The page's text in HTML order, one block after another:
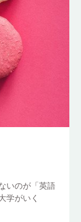
いのが「英語
学がいく